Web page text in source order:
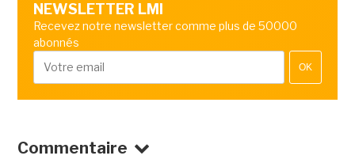
NEWSLETTER LMI
Recevez notre newsletter comme plus de 50000
abonnés
OK
Commentaire